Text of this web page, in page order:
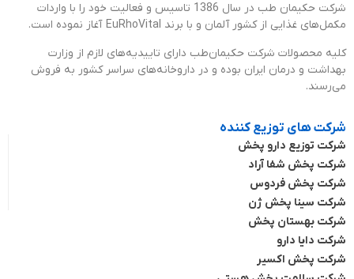
شرکت حکیمان طب در سال 1386 تاسیس و فعالیت خود را با واردات
مکمل‌های غذایی از کشور آلمان و با برند EuRhoVital آغاز نموده است.
کلیه محصولات شرکت حکیمان‌طب دارای تاییدیه‌های لازم از وزارت
بهداشت و درمان ایران بوده و در داروخانه‌های سراسر کشور به فروش
می‌رسند.
شرکت های توزیع کننده
شرکت توزیع دارو پخش
شرکت پخش شفا آراد
شرکت پخش فردوس
شرکت سینا پخش ژن
شرکت بهستان پخش
شرکت دایا دارو
شرکت پخش اکسیر